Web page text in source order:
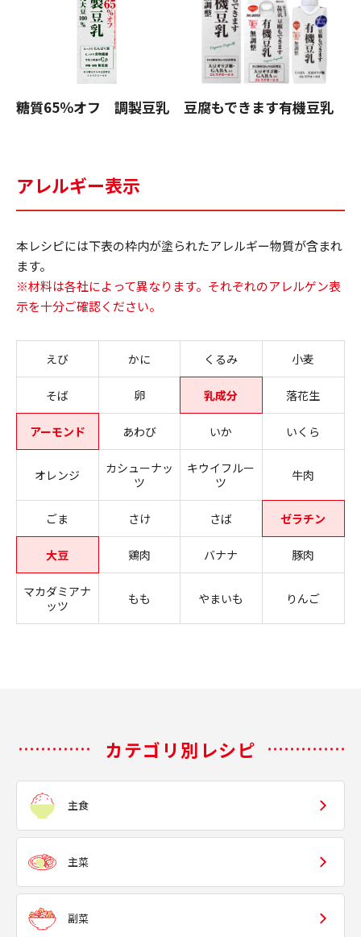
糖質65％オフ 調製豆乳 豆腐もできます有機豆乳
アレルギー表示
本レシピには下表の枠内が塗られたアレルギー物質が含まれ
ます。
※材料は各社によって異なります。それぞれのアレルゲン表
示を十分ご確認ください。
えび かに くるみ 小麦
そば 卵 乳成分 落花生
アーモンド あわび いか いくら
オレンジ
カシューナッ
ツ
キウイフルー
ツ
牛肉
ごま さけ さば ゼラチン
大豆 鶏肉 バナナ 豚肉
マカダミアナ
ッツ
もも やまいも りんご
カテゴリ別レシピ
主食
主菜
副菜